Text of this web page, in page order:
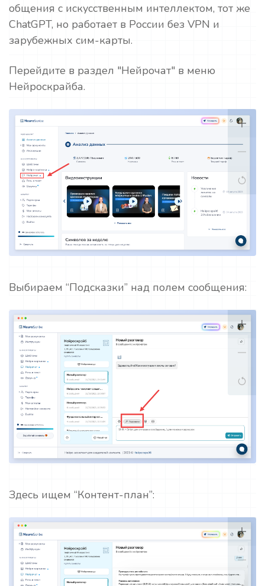
общения с искусственным интеллектом, тот же
ChatGPT, но работает в России без VPN и
зарубежных сим-карты.
Перейдите в раздел "Нейрочат" в меню
Нейроскрайба.
Выбираем “Подсказки” над полем сообщения:
Здесь ищем “Контент-план”: